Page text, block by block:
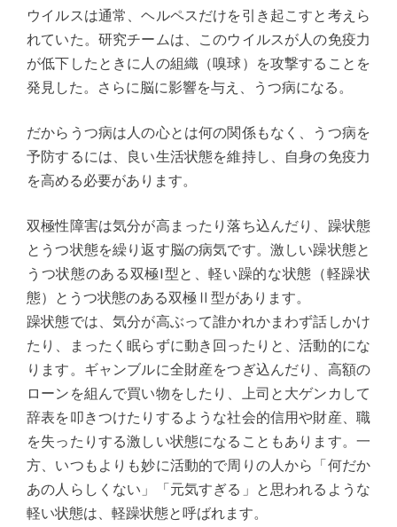
ウイルスは通常、ヘルペスだけを引き起こすと考えら
れていた。研究チームは、このウイルスが人の免疫力
が低下したときに人の組織（嗅球）を攻撃することを
発見した。さらに脳に影響を与え、うつ病になる。
だからうつ病は人の心とは何の関係もなく、うつ病を
予防するには、良い生活状態を維持し、自身の免疫力
を高める必要があります。
双極性障害は気分が高まったり落ち込んだり、躁状態
とうつ状態を繰り返す脳の病気です。激しい躁状態と
うつ状態のある双極I型と、軽い躁的な状態（軽躁状
態）とうつ状態のある双極Ⅱ型があります。
躁状態では、気分が高ぶって誰かれかまわず話しかけ
たり、まったく眠らずに動き回ったりと、活動的にな
ります。ギャンブルに全財産をつぎ込んだり、高額の
ローンを組んで買い物をしたり、上司と大ゲンカして
辞表を叩きつけたりするような社会的信用や財産、職
を失ったりする激しい状態になることもあります。一
方、いつもよりも妙に活動的で周りの人から「何だか
あの人らしくない」「元気すぎる」と思われるような
軽い状態は、軽躁状態と呼ばれます。